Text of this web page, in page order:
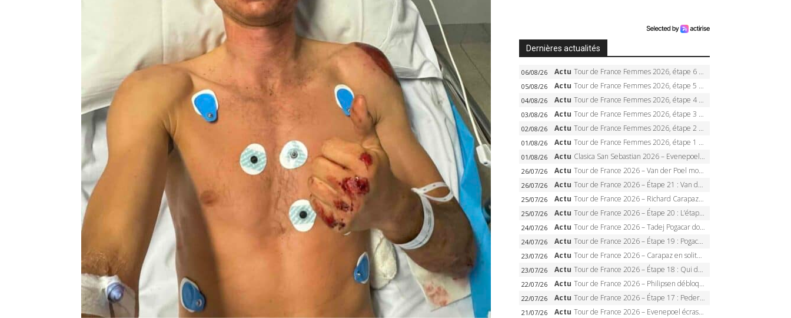
Dernières actualités
06/08/26 Actu Tour de France Femmes 2026, étape 6 – Kim Le Court-Pienaar gagne à Tournon, Reusser en jaune
05/08/26 Actu Tour de France Femmes 2026, étape 5 – Demi Vollering gagne à Belleville, Reusser en jaune, Ferrand-Prévot coule
04/08/26 Actu Tour de France Femmes 2026, étape 4 – Marlen Reusser écrase le chrono, Ferrand-Prévot en crise
03/08/26 Actu Tour de France Femmes 2026, étape 3 – Sigrid Haugset en solitaire, 88 km d’échappée, maillot jaune
02/08/26 Actu Tour de France Femmes 2026, étape 2 – Lorena Wiebes doublé à Genève, Markus héroïque, 7e record
01/08/26 Actu Tour de France Femmes 2026, étape 1 – Lorena Wiebes intouchable à Lausanne, premier maillot jaune
01/08/26 Actu Clasica San Sebastian 2026 – Evenepoel recordman, 4e victoire, Carapaz battu au sprint
26/07/26 Actu Tour de France 2026 – Van der Poel monumental à Paris, Pogacar égale le record des cinq sacres
26/07/26 Actu Tour de France 2026 – Étape 21 : Van der Poel, Pogacar, qui succédera à Wout van Aert sur les Champs-Elysées ?
25/07/26 Actu Tour de France 2026 – Richard Carapaz roi des Alpes, doublé et maillot à pois, Seixas perd le podium
25/07/26 Actu Tour de France 2026 – Étape 20 : L’étape reine, Galibier, Sarenne, Alpe d’Huez, qui succédera à Pogacar ?
24/07/26 Actu Tour de France 2026 – Tadej Pogacar dompte l’Alpe d’Huez, 5e victoire, record de Pantani pulvérisé
24/07/26 Actu Tour de France 2026 – Étape 19 : Pogacar peut-il enfin dompter l’Alpe d’Huez ?
23/07/26 Actu Tour de France 2026 – Carapaz en solitaire à Orcières-Merlette, Paret-Peintre à un point du maillot à pois
23/07/26 Actu Tour de France 2026 – Étape 18 : Qui domptera Orcières-Merlette, première marche vers l’Alpe d’Huez ?
22/07/26 Actu Tour de France 2026 – Philipsen débloque son compteur à Voiron, Pedersen en danger pour le maillot vert
22/07/26 Actu Tour de France 2026 – Étape 17 : Pedersen peut-il verrouiller le maillot vert à Voiron ?
21/07/26 Actu Tour de France 2026 – Evenepoel écrase le chrono d’Évian, Seixas 4e, Lipowitz abandonne